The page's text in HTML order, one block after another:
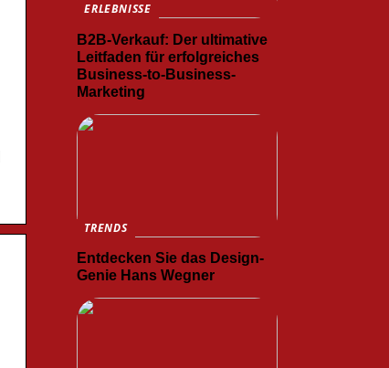
ERLEBNISSE
B2B-Verkauf: Der ultimative
Leitfaden für erfolgreiches
Business-to-Business-
Marketing
TRENDS
Entdecken Sie das Design-
Genie Hans Wegner